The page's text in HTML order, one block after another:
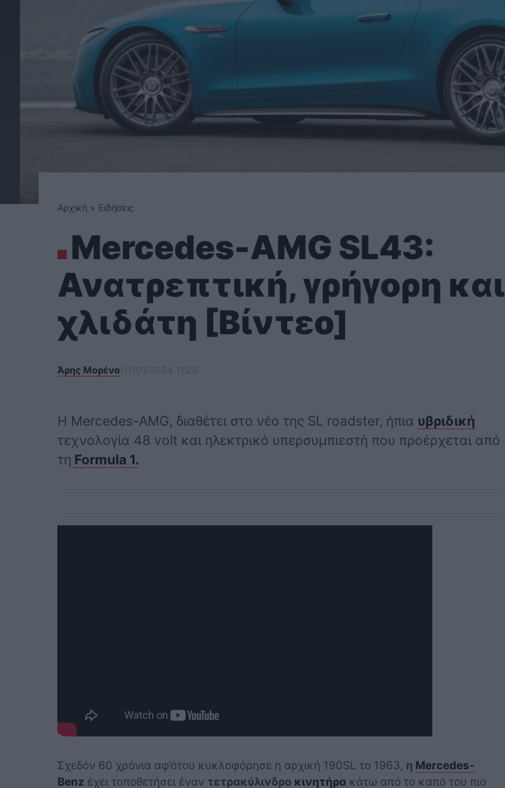
Αρχική » Ειδήσεις
Mercedes-AMG SL43:
Ανατρεπτική, γρήγορη και
χλιδάτη [Βίντεο]
Άρης Μορένο
Η Mercedes-AMG, διαθέτει στο νέο της SL roadster, ήπια υβριδική
τεχνολογία 48 volt και ηλεκτρικό υπερσυμπιεστή που προέρχεται από
τη Formula 1.
Σχεδόν 60 χρόνια αφ’ότου κυκλοφόρησε η αρχική 190SL το 1963, η Mercedes-
Benz έχει τοποθετήσει έναν τετρακύλινδρο κινητήρακάτω από το καπό του πιο